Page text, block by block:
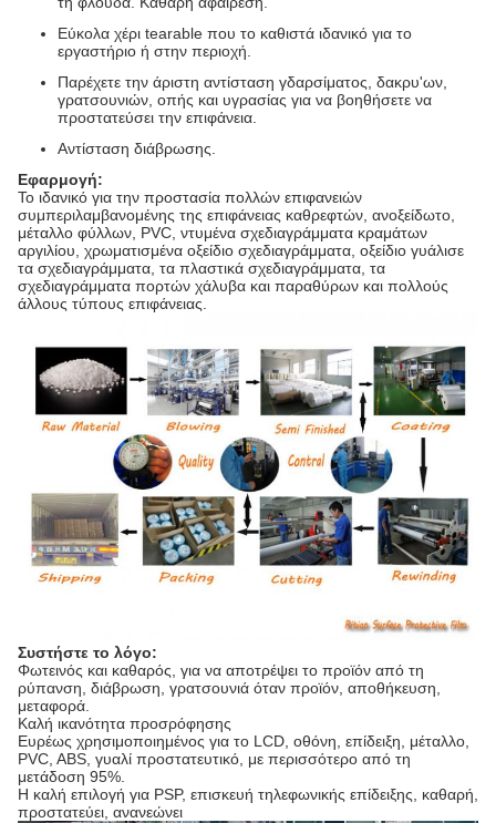
Εύκολα χέρι tearable που το καθιστά ιδανικό για το
εργαστήριο ή στην περιοχή.
Παρέχετε την άριστη αντίσταση γδαρσίματος, δακρυ'ων,
γρατσουνιών, οπής και υγρασίας για να βοηθήσετε να
προστατεύσει την επιφάνεια.
Αντίσταση διάβρωσης.
Εφαρμογή:
Το ιδανικό για την προστασία πολλών επιφανειών
συμπεριλαμβανομένης της επιφάνειας καθρεφτών, ανοξείδωτο,
μέταλλο φύλλων, PVC, ντυμένα σχεδιαγράμματα κραμάτων
αργιλίου, χρωματισμένα οξείδιο σχεδιαγράμματα, οξείδιο γυάλισε
τα σχεδιαγράμματα, τα πλαστικά σχεδιαγράμματα, τα
σχεδιαγράμματα πορτών χάλυβα και παραθύρων και πολλούς
άλλους τύπους επιφάνειας.
Συστήστε το λόγο:
Φωτεινός και καθαρός, για να αποτρέψει το προϊόν από τη
ρύπανση, διάβρωση, γρατσουνιά όταν προϊόν, αποθήκευση,
μεταφορά.
Καλή ικανότητα προσρόφησης
Ευρέως χρησιμοποιημένος για το LCD, οθόνη, επίδειξη, μέταλλο,
PVC, ABS, γυαλί προστατευτικό, με περισσότερο από τη
μετάδοση 95%.
Η καλή επιλογή για PSP, επισκευή τηλεφωνικής επίδειξης, καθαρή,
προστατεύει, ανανεώνει